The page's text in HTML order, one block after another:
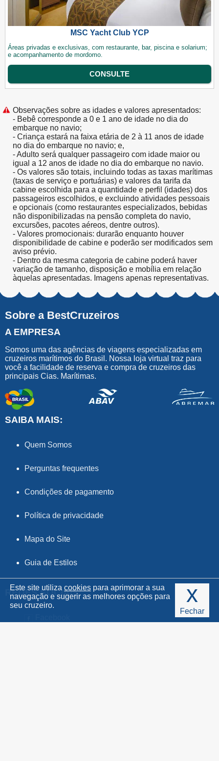
MSC Yacht Club YCP
Áreas privadas e exclusivas, com restaurante, bar, piscina e solarium;
e acompanhamento de mordomo.
CONSULTE
Observações sobre as idades e valores apresentados:
- Bebê corresponde a 0 e 1 ano de idade no dia do
embarque no navio;
- Criança estará na faixa etária de 2 à 11 anos de idade
no dia do embarque no navio; e,
- Adulto será qualquer passageiro com idade maior ou
igual a 12 anos de idade no dia do embarque no navio.
- Os valores são totais, incluindo todas as taxas marítimas
(taxas de serviço e portuárias) e valores da tarifa da
cabine escolhida para a quantidade e perfil (idades) dos
passageiros escolhidos, e excluindo atividades pessoais
e opcionais (como restaurantes especializados, bebidas
não disponibilizadas na pensão completa do navio,
excursões, pacotes aéreos, dentre outros).
- Valores promocionais: durarão enquanto houver
disponibilidade de cabine e poderão ser modificados sem
aviso prévio.
- Dentro da mesma categoria de cabine poderá haver
variação de tamanho, disposição e mobília em relação
àquelas apresentadas. Imagens apenas representativas.
Sobre a BestCruzeiros
A EMPRESA
Somos uma das agências de viagens especializadas em
cruzeiros marítimos do Brasil. Nossa loja virtual traz para
você a facilidade de reserva e compra de cruzeiros das
principais Cias. Marítimas.
SAIBA MAIS:
Quem Somos
Perguntas frequentes
Condições de pagamento
Política de privacidade
Mapa do Site
Guia de Estilos
REDES SOCIAIS: x
Fechar
Este site utiliza cookies para aprimorar a sua
navegação e sugerir as melhores opções para
seu cruzeiro.